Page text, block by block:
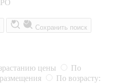
Сохранить поиск
цены
По
По возрасту: